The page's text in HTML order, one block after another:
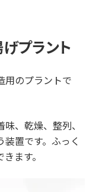
プラント
用のプラントで
、乾燥、整列、
置です。ふっく
ます。